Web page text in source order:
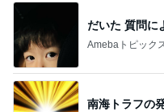
だいた 質問に
Amebaトピック
南海トラフの